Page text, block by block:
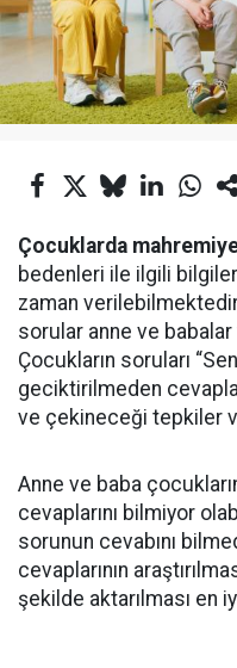
Çocuklarda
bedenleri ile ilgili
zaman
sorular anne ve babalar
Çocukların soruları
geciktirilmeden
ve çekineceği tepkiler
Anne ve baba
cevaplarını bilmiyor
sorunun cevabını
cevaplarının
şekilde aktarılması en